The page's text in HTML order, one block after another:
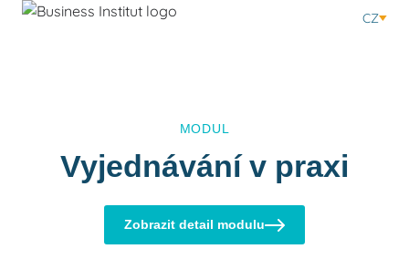
CZ
MODUL
Vyjednávání v praxi
Zobrazit detail modulu